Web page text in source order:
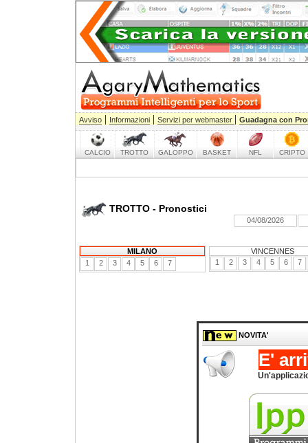
Avviso | Informazioni | Servizi per webmaster | Guadagna con
CALCIO TROTTO GALOPPO BASKET NFL CRIPTO
TROTTO - Pronostici
04/08/2026
MILANO
1
2 3 4 5 6 7
VINCENNES
1
2 3 4 5 6 7
NOVITA'
E'